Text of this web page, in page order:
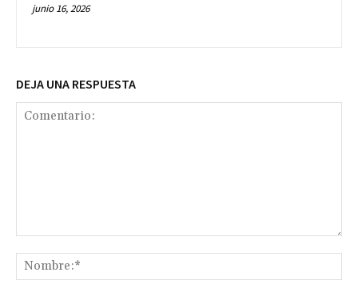
junio 16, 2026
DEJA UNA RESPUESTA